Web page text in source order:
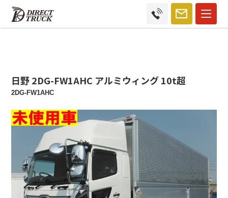
日野 2DG-FW1AHC アルミウィング 10t超
2DG-FW1AHC